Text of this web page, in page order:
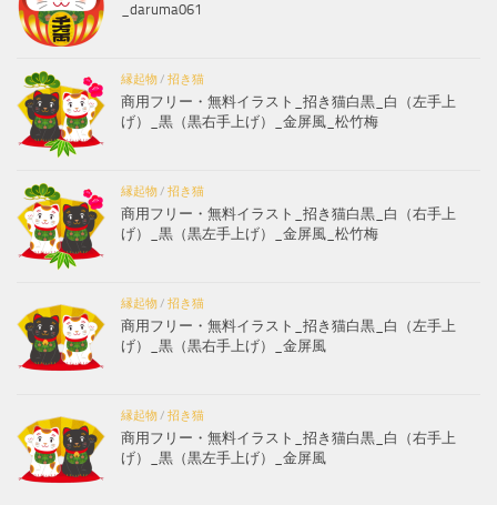
_daruma061
縁起物/ 招き猫
商用フリー・無料イラスト_招き猫白黒_白（左手上
げ）_黒（黒右手上げ）_金屏風_松竹梅
縁起物/ 招き猫
商用フリー・無料イラスト_招き猫白黒_白（右手上
げ）_黒（黒左手上げ）_金屏風_松竹梅
縁起物/ 招き猫
商用フリー・無料イラスト_招き猫白黒_白（左手上
げ）_黒（黒右手上げ）_金屏風
縁起物/ 招き猫
商用フリー・無料イラスト_招き猫白黒_白（右手上
げ）_黒（黒左手上げ）_金屏風